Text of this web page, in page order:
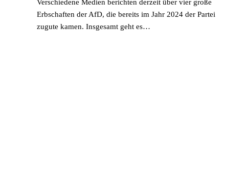
Verschiedene Medien berichten derzeit über vier große
Erbschaften der AfD, die bereits im Jahr 2024 der Partei
zugute kamen. Insgesamt geht es…